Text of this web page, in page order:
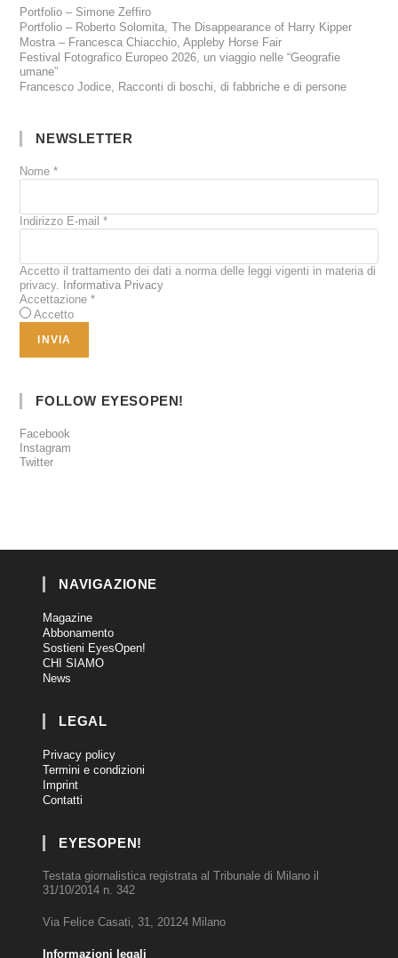
Portfolio – Simone Zeffiro
Portfolio – Roberto Solomita, The Disappearance of Harry Kipper
Mostra – Francesca Chiacchio, Appleby Horse Fair
Festival Fotografico Europeo 2026, un viaggio nelle “Geografie
umane”
Francesco Jodice, Racconti di boschi, di fabbriche e di persone
NEWSLETTER
Nome*
Indirizzo E-mail*
Accetto il trattamento dei dati a norma delle leggi vigenti in materia di
privacy.
Informativa Privacy
Accettazione*
Accetto
FOLLOW EYESOPEN!
Facebook
Instagram
Twitter
NAVIGAZIONE
Magazine
Abbonamento
Sostieni EyesOpen!
CHI SIAMO
News
LEGAL
Privacy policy
Termini e condizioni
Imprint
Contatti
EYESOPEN!
Testata giornalistica registrata al Tribunale di Milano il
31/10/2014 n. 342
Via Felice Casati, 31, 20124 Milano
Informazioni legali